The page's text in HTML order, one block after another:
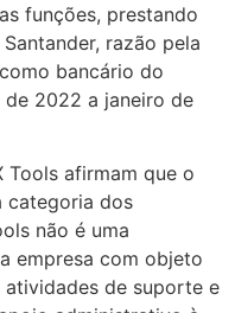
funções, prestando
razão pela
bancário do
2022 a janeiro de
Tools afirmam que o
categoria dos
não é uma
empresa com objeto
de suporte e